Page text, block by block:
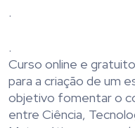
.
.
Curso online e
para a criação de um
objetivo fomentar o
entre Ciência,